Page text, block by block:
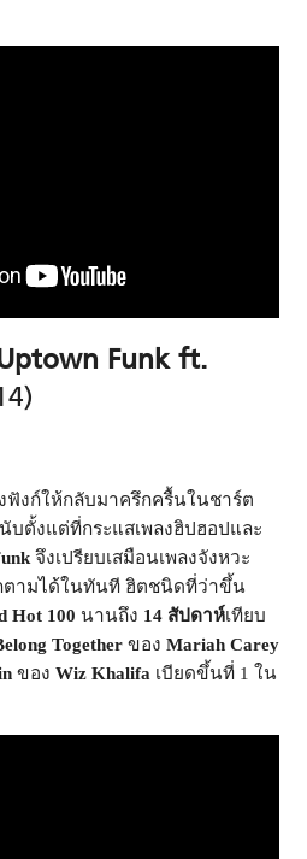
Funk ft.
ฟังก์ให้กลับมาครึกครื้นในชาร์ต
บตั้งแต่ที่กระแสเพลงฮิปฮอปและ
จึงเปรียบเสมือนเพลงจังหวะ
ตามได้ในทันที ฮิตชนิดที่ว่าขึ้น
Hot 100 นานถึง 14 สัปดาห์เทียบ
Together ของMariah Carey
ของWiz Khalifa เบียดขึ้นที่ 1 ใน